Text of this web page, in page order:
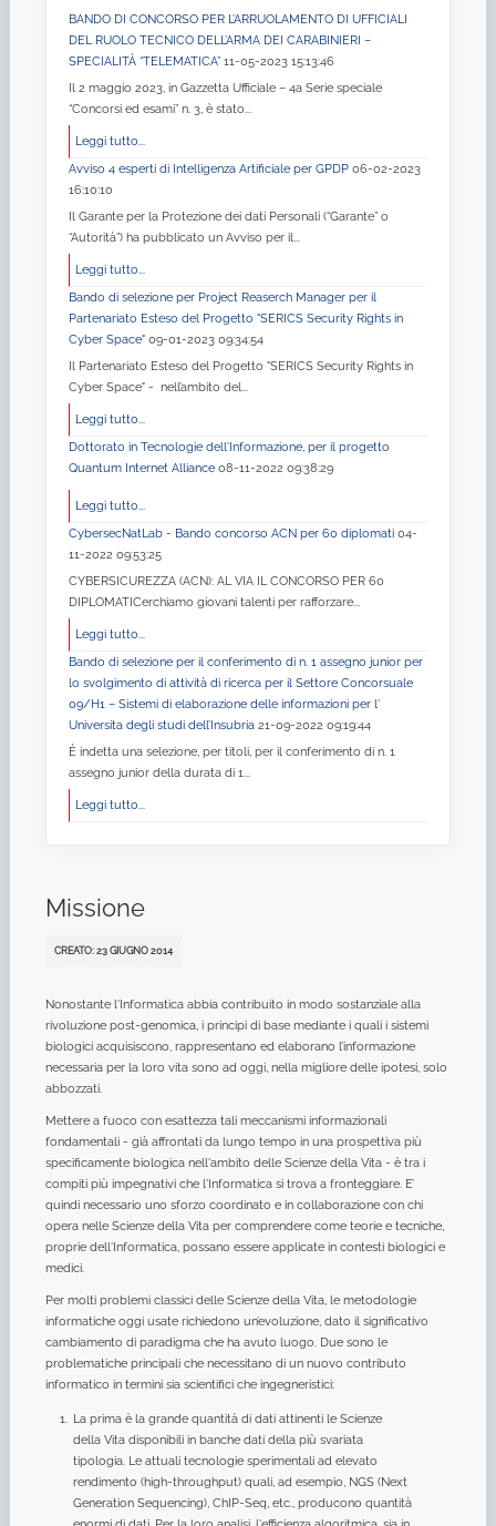
BANDO DI CONCORSO PER L’ARRUOLAMENTO DI UFFICIALI
DEL RUOLO TECNICO DELL’ARMA DEI CARABINIERI –
SPECIALITÀ “TELEMATICA” 11-05-2023 15:13:46
Il 2 maggio 2023, in Gazzetta Ufficiale – 4a Serie speciale
“Concorsi ed esami” n. 3, è stato...
Leggi tutto...
Avviso 4 esperti di Intelligenza Artificiale per GPDP 06-02-2023
16:10:10
Il Garante per la Protezione dei dati Personali (“Garante” o
“Autorità”) ha pubblicato un Avviso per il...
Leggi tutto...
Bando di selezione per Project Reaserch Manager per il
Partenariato Esteso del Progetto "SERICS Security Rights in
Cyber Space" 09-01-2023 09:34:54
Il Partenariato Esteso del Progetto "SERICS Security Rights in
Cyber Space" - nell’ambito del...
Leggi tutto...
Dottorato in Tecnologie dell'Informazione, per il progetto
Quantum Internet Alliance 08-11-2022 09:38:29
Leggi tutto...
CybersecNatLab - Bando concorso ACN per 60 diplomati 04-
11-2022 09:53:25
CYBERSICUREZZA (ACN): AL VIA IL CONCORSO PER 60
DIPLOMATICerchiamo giovani talenti per rafforzare...
Leggi tutto...
Bando di selezione per il conferimento di n. 1 assegno junior per
lo svolgimento di attività di ricerca per il Settore Concorsuale
09/H1 – Sistemi di elaborazione delle informazioni per l'
Universita degli studi dell’Insubria 21-09-2022 09:19:44
È indetta una selezione, per titoli, per il conferimento di n. 1
assegno junior della durata di 1...
Leggi tutto...
Missione
CREATO: 23 GIUGNO 2014
Nonostante l'Informatica abbia contribuito in modo sostanziale alla
rivoluzione post-genomica, i principi di base mediante i quali i sistemi
biologici acquisiscono, rappresentano ed elaborano l’informazione
necessaria per la loro vita sono ad oggi, nella migliore delle ipotesi, solo
abbozzati.
Mettere a fuoco con esattezza tali meccanismi informazionali
fondamentali - già affrontati da lungo tempo in una prospettiva più
specificamente biologica nell'ambito delle Scienze della Vita - è tra i
compiti più impegnativi che l'Informatica si trova a fronteggiare. E’
quindi necessario uno sforzo coordinato e in collaborazione con chi
opera nelle Scienze della Vita per comprendere come teorie e tecniche,
proprie dell'Informatica, possano essere applicate in contesti biologici e
medici.
Per molti problemi classici delle Scienze della Vita, le metodologie
informatiche oggi usate richiedono un’evoluzione, dato il significativo
cambiamento di paradigma che ha avuto luogo. Due sono le
problematiche principali che necessitano di un nuovo contributo
informatico in termini sia scientifici che ingegneristici:
La prima è la grande quantità di dati attinenti le Scienze
della Vita disponibili in banche dati della più svariata
tipologia. Le attuali tecnologie sperimentali ad elevato
rendimento (high-throughput) quali, ad esempio, NGS (Next
Generation Sequencing), ChIP-Seq, etc., producono quantità